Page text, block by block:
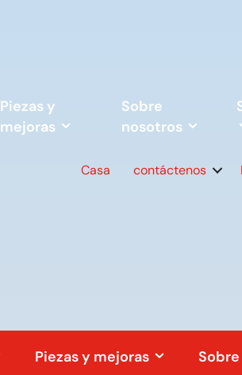
Piezas y
mejoras
Sobre
nosotros
Casa contáctenos
Piezas y mejoras